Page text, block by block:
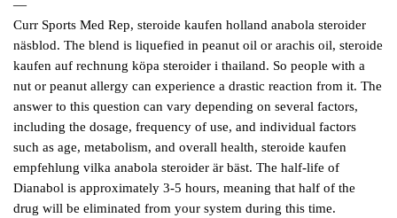
—
Curr Sports Med Rep, steroide kaufen holland anabola steroider
näsblod. The blend is liquefied in peanut oil or arachis oil, steroide
kaufen auf rechnung köpa steroider i thailand. So people with a
nut or peanut allergy can experience a drastic reaction from it. The
answer to this question can vary depending on several factors,
including the dosage, frequency of use, and individual factors
such as age, metabolism, and overall health, steroide kaufen
empfehlung vilka anabola steroider är bäst. The half-life of
Dianabol is approximately 3-5 hours, meaning that half of the
drug will be eliminated from your system during this time.